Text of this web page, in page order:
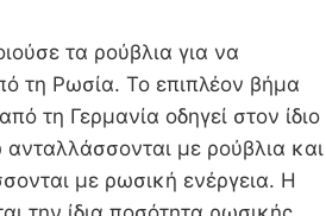
τα ρούβλια για να
τη Ρωσία. Το επιπλέον βήμα
τη Γερμανία οδηγεί στον ίδιο
ανταλλάσσονται με ρούβλια και
με ρωσική ενέργεια. Η